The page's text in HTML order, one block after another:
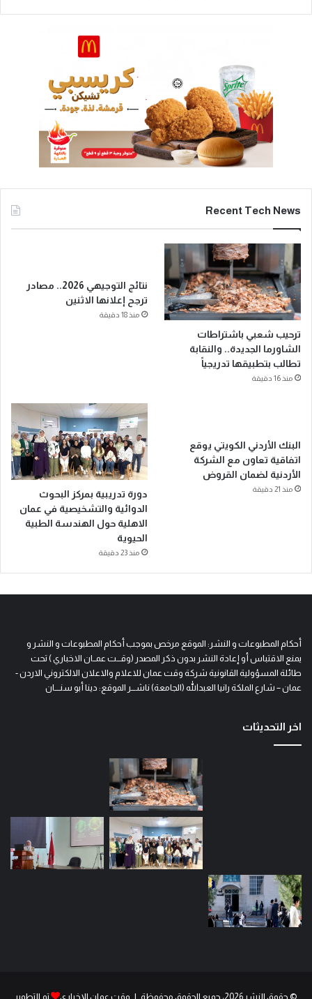
Recent Tech News
ترحيب شعبي باشتراطات
الشاورما الجديدة.. والنقابة
تطالب بتطبيقها تدريجياً
منذ 16 دقيقة
نتائج التوجيهي 2026.. مصادر
ترجح إعلانها الاثنين
منذ 18 دقيقة
البنك الأردني الكويتي يوقع
اتفاقية تعاون مع الشركة
الأردنية لضمان القروض
منذ 21 دقيقة
دورة تدريبية بمركز البحوث
الدوائية والتشخيصية في عمان
الاهلية حول الهندسة الطبية
الحيوية
منذ 23 دقيقة
أحكام المطبوعات و النشر: الموقع مرخص بموجب أحكام المطبوعات و النشر و
يمنع الاقتباس أو إعادة النشر بدون ذكر المصدر (وقـــت عمــان الاخباري ) تحت
طائلة المسؤولية القانونية شركة وقت عمان للاعلام والاعلان الالكتروني الاردن -
عمان – شارع الملكة رانيا العبدالله (الجامعة) ناشـــر الموقع: دينا أبو سنــــان
اخر التحديثات
© حقوق النشر 2026، جميع الحقوق محفوظة | وقت عمان الإخباري تم التطوير